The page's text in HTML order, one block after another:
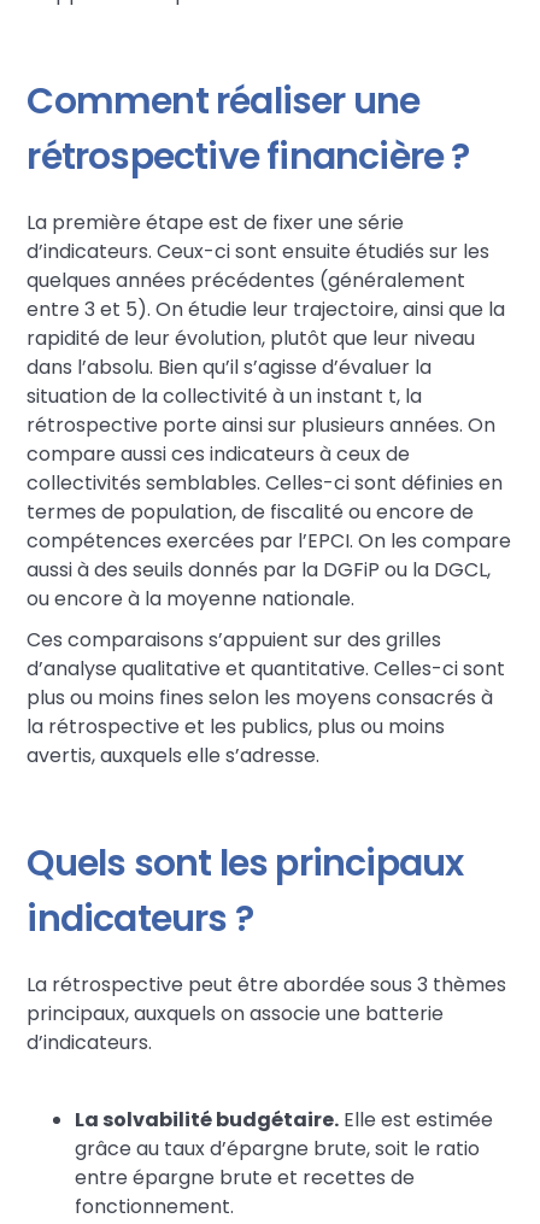
Comment réaliser une
rétrospective financière ?
La première étape est de fixer une série
d’indicateurs. Ceux-ci sont ensuite étudiés sur les
quelques années précédentes (généralement
entre 3 et 5). On étudie leur trajectoire, ainsi que la
rapidité de leur évolution, plutôt que leur niveau
dans l’absolu. Bien qu’il s’agisse d’évaluer la
situation de la collectivité à un instant t, la
rétrospective porte ainsi sur plusieurs années. On
compare aussi ces indicateurs à ceux de
collectivités semblables. Celles-ci sont définies en
termes de population, de fiscalité ou encore de
compétences exercées par l’EPCI. On les compare
aussi à des seuils donnés par la DGFiP ou la DGCL,
ou encore à la moyenne nationale.
Ces comparaisons s’appuient sur des grilles
d’analyse qualitative et quantitative. Celles-ci sont
plus ou moins fines selon les moyens consacrés à
la rétrospective et les publics, plus ou moins
avertis, auxquels elle s’adresse.
Quels sont les principaux
indicateurs ?
La rétrospective peut être abordée sous 3 thèmes
principaux, auxquels on associe une batterie
d’indicateurs.
La solvabilité budgétaire. Elle est estimée
grâce au taux d’épargne brute, soit le ratio
entre épargne brute et recettes de
fonctionnement.